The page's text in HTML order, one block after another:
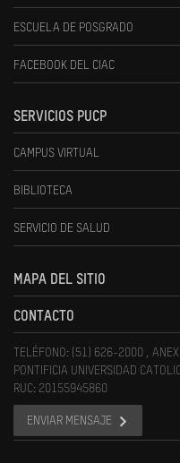
ESCUELA DE POSGRADO
FACEBOOK DEL CIAC
SERVICIOS PUCP
CAMPUS VIRTUAL
BIBLIOTECA
SERVICIO DE SALUD
MAPA DEL SITIO
CONTACTO
TELÉFONO: (51) 626-2000 ,
PONTIFICIA UNIVERSIDAD
RUC: 20155945860
ENVIAR MENSAJE